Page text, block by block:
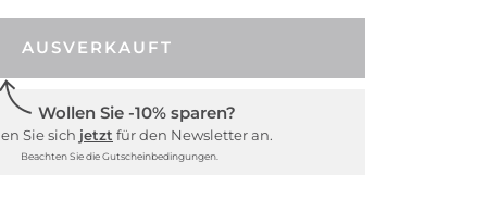
AUSVERKAUFT
Wollen Sie -10% sparen?
Sie sich jetzt für den Newsletter an.
Beachten Sie die Gutscheinbedingungen.